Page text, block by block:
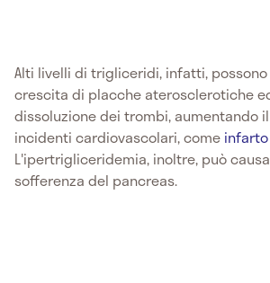
Alti livelli di trigliceridi, infatti,
crescita di placche aterosclerotiche
dissoluzione dei trombi, aumentando
incidenti cardiovascolari, come infarto
L'ipertrigliceridemia, inoltre, può
sofferenza del pancreas.